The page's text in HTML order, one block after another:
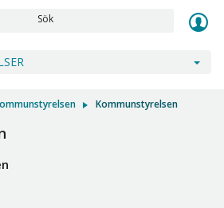
Sök
Kommunstyrelsen